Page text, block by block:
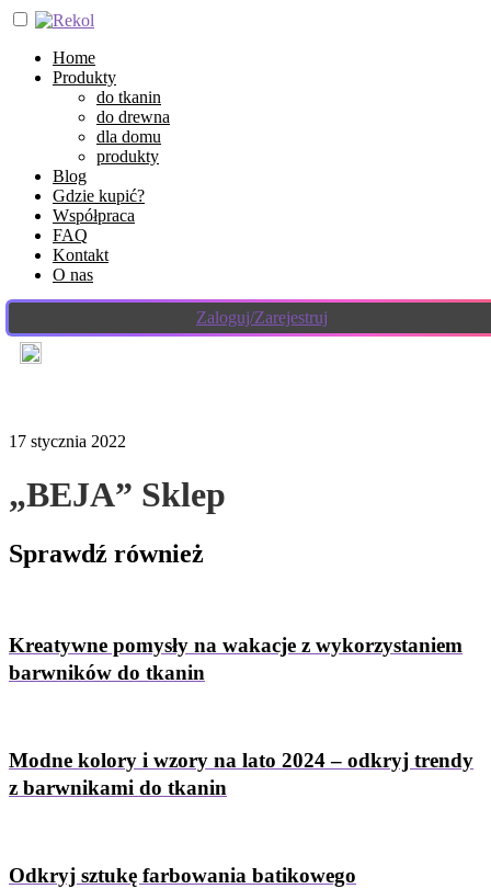
Home
Produkty
do tkanin
do drewna
dla domu
produkty
Blog
Gdzie kupić?
Współpraca
FAQ
Kontakt
O nas
Zaloguj/Zarejestruj
17 stycznia 2022
„BEJA” Sklep
Sprawdź również
Kreatywne pomysły na wakacje z wykorzystaniem
barwników do tkanin
Modne kolory i wzory na lato 2024 – odkryj trendy
z barwnikami do tkanin
Odkryj sztukę farbowania batikowego